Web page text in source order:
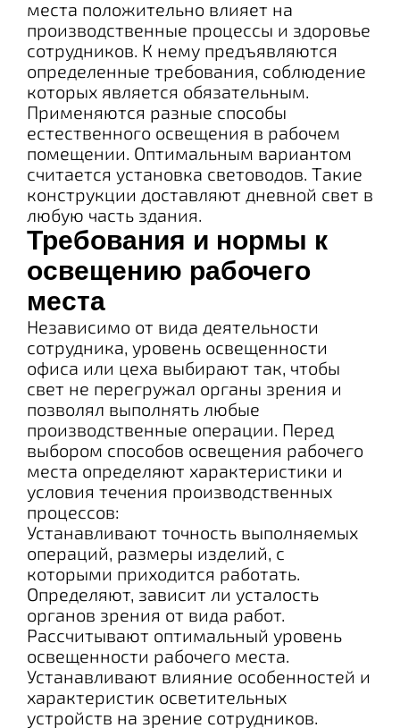
места положительно влияет на
производственные процессы и здоровье
сотрудников. К нему предъявляются
определенные требования, соблюдение
которых является обязательным.
Применяются разные способы
естественного освещения в рабочем
помещении. Оптимальным вариантом
считается установка световодов. Такие
конструкции доставляют дневной свет в
любую часть здания.
Требования и нормы к
освещению рабочего
места
Независимо от вида деятельности
сотрудника, уровень освещенности
офиса или цеха выбирают так, чтобы
свет не перегружал органы зрения и
позволял выполнять любые
производственные операции. Перед
выбором способов освещения рабочего
места определяют характеристики и
условия течения производственных
процессов:
Устанавливают точность выполняемых
операций, размеры изделий, с
которыми приходится работать.
Определяют, зависит ли усталость
органов зрения от вида работ.
Рассчитывают оптимальный уровень
освещенности рабочего места.
Устанавливают влияние особенностей и
характеристик осветительных
устройств на зрение сотрудников.